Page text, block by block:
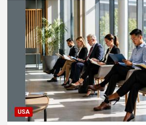
USA